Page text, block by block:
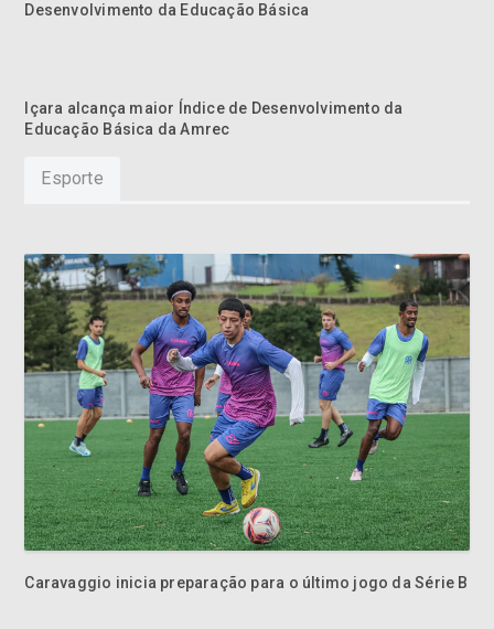
Desenvolvimento da Educação Básica
Içara alcança maior Índice de Desenvolvimento da
Educação Básica da Amrec
Esporte
Caravaggio inicia preparação para o último jogo da Série B